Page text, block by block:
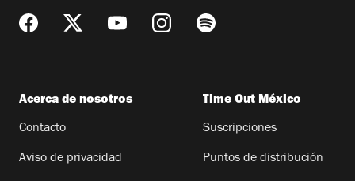
Acerca de nosotros
Contacto
Aviso de privacidad
Time Out México
Suscripciones
Puntos de distribución